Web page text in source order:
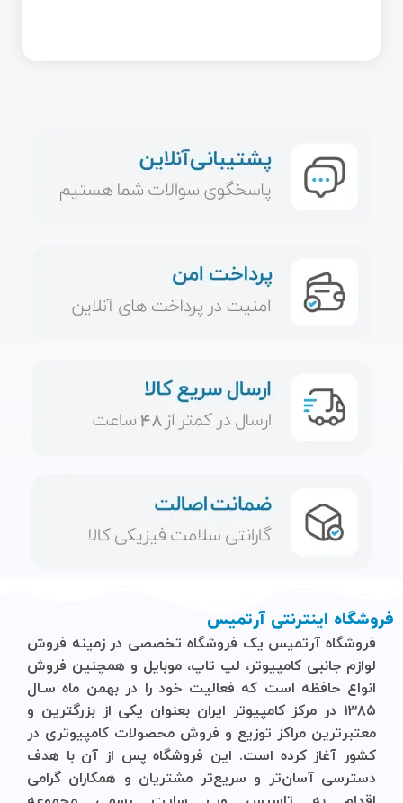
فروشگاه اینترنتی آرتمیس
فروشگاه آرتمیس یک فروشگاه تخصصی در زمینه فروش
لوازم جانبی کامپیوتر، لپ تاپ، موبایل و ‌همچنین فروش
انواع حافظه است که فعالیت خود را در بهمن ماه سـال
۱۳۸۵ در مرکز کامپیوتر ایران بعنوان یکی از بزرگترین و
معتبرترین مراکز توزیع و فروش محصولات کامپیوتری در
کشور آغاز کرده است. این فروشگاه پس از آن با هدف
دسترسی آسان‌تر و سریع‌تر مشتریان و همکاران گرامی